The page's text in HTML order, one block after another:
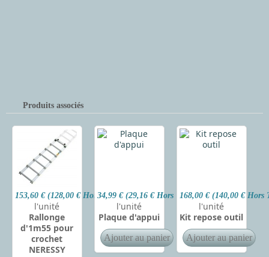
Produits associés
153,60 € (128,00 € Hors Taxes)
l'unité
Rallonge
d'1m55 pour
crochet
NERESSY
34,99 € (29,16 € Hors Taxes)
l'unité
Plaque d'appui
168,00 € (140,00 € Hors
l'unité
Kit repose outil